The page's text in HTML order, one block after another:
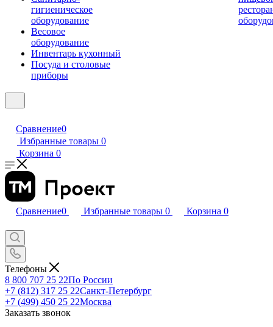
гигиеническое
оборудование
Весовое
оборудование
Инвентарь кухонный
Посуда и столовые
приборы
Сравнение0
Избранные товары 0
Корзина 0
Сравнение0 Избранные товары 0 Корзина 0
Телефоны
8 800 707 25 22По России
+7 (812) 317 25 22Санкт-Петербург
+7 (499) 450 25 22Москва
Заказать звонок